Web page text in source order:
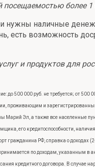
более 1
нужны наличные
есть возможность
и продуктов для
500 000 руб. не требуется; от 500
проживающим и
Эл, а также все населенные
его кредитоспособности,
гражданина РФ, справка о доходах
по доходам, указанным в
кредитного договора. В случае